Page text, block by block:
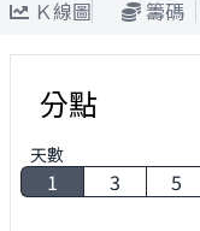
Ｋ線圖 籌碼
分點
天數
1 3 5